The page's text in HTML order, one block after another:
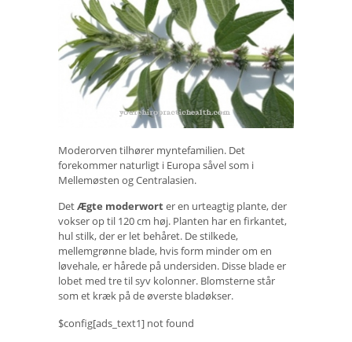
Moderorven tilhører myntefamilien. Det
forekommer naturligt i Europa såvel som i
Mellemøsten og Centralasien.
DetÆgte moderworter en urteagtig plante, der
vokser op til 120 cm høj. Planten har en firkantet,
hul stilk, der er let behåret. De stilkede,
mellemgrønne blade, hvis form minder om en
løvehale, er hårede på undersiden. Disse blade er
lobet med tre til syv kolonner. Blomsterne står
som et kræk på de øverste bladøkser.
$config[ads_text1] not found